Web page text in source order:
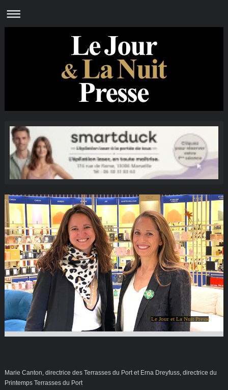
Le Jour et La Nuit Presse
Marie Canton, directrice des Terrasses du Port et Erna Dreyfuss, directrice du
Printemps Terrasses du Port